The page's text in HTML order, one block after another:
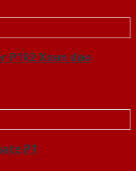
P1R2 Xoan dao
P1